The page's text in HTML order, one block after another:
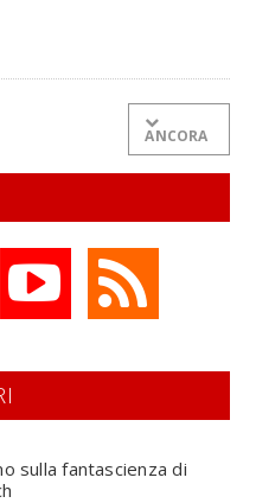
ANCORA
sulla fantascienza di